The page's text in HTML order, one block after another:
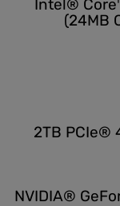
Intel®
(24MB
2TB PCIe®
NVIDIA®